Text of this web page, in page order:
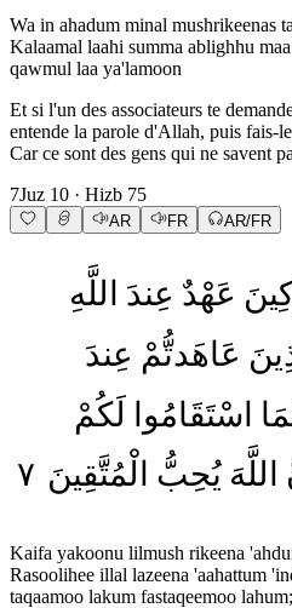
Wa in ahadum minal mushrikeenas
Kalaamal laahi summa ablighhu
qawmul laa ya'lamoon
Et si l'un des associateurs te
entende la parole d'Allah, puis fais-
Car ce sont des gens qui ne savent
7Juz 10 · Hizb 75
AR FR AR/FR
عَهْدٌ عِندَ اللَّهِ
عَاهَدتُّمْ عِندَ
اسْتَقَامُوا
لَكُمْ
اللَّهَ يُحِبُّ الْمُتَّقِينَ ٧
Kaifa yakoonu lilmush rikeena
Rasoolihee illal lazeena 'aahattum
taqaamoo lakum fastaqeemoo